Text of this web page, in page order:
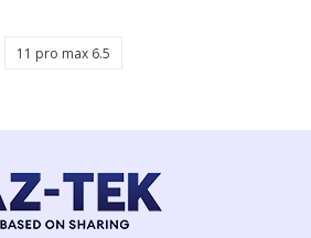
11 pro max 6.5